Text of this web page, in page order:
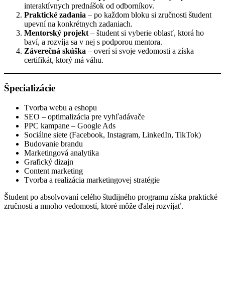
interaktívnych prednášok od odborníkov.
Praktické zadania – po každom bloku si zručnosti študent
upevní na konkrétnych zadaniach.
Mentorský projekt – študent si vyberie oblasť, ktorá ho
baví, a rozvíja sa v nej s podporou mentora.
Záverečná skúška – overí si svoje vedomosti a získa
certifikát, ktorý má váhu.
Špecializácie
Tvorba webu a eshopu
SEO – optimalizácia pre vyhľadávače
PPC kampane – Google Ads
Sociálne siete (Facebook, Instagram, LinkedIn, TikTok)
Budovanie brandu
Marketingová analytika
Grafický dizajn
Content marketing
Tvorba a realizácia marketingovej stratégie
Študent po absolvovaní celého študijného programu získa praktické
zručnosti a mnoho vedomostí, ktoré môže ďalej rozvíjať.